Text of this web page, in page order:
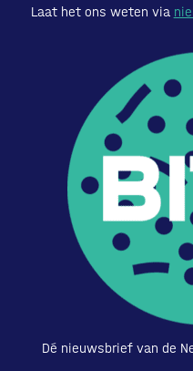
Laat het ons weten via
Dé nieuwsbrief van de